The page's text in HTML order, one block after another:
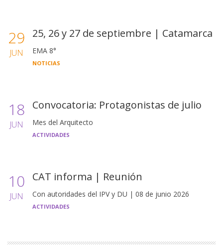
29
JUN
25, 26 y 27 de septiembre | Catamarca
EMA 8°
NOTICIAS
18
JUN
Convocatoria: Protagonistas de julio
Mes del Arquitecto
ACTIVIDADES
10
JUN
CAT informa | Reunión
Con autoridades del IPV y DU | 08 de junio 2026
ACTIVIDADES